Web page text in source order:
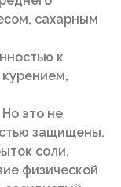
сахарным
к
это не
защищены.
соли,
физической